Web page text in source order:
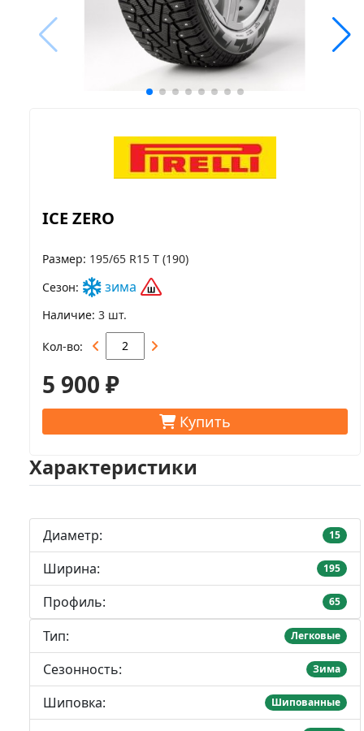
ICE ZERO
Размер 195/65 R15 T (190)
Сезон
зима
Наличие 3 шт.
Кол-во
5 900 ₽
Купить
Характеристики
Диаметр: 15
Ширина: 195
Профиль: 65
Тип: Легковые
Сезонность: Зима
Шиповка: Шипованные